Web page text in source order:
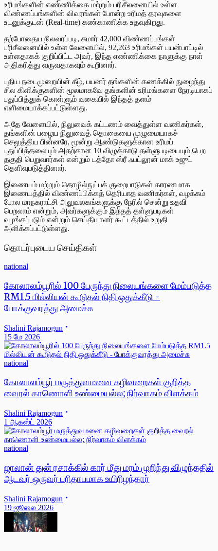
உரிமங்களின் எண்ணிக்கை மற்றும் பரிசீலனையில் உள்ள
விண்ணப்பங்களின் விவரங்கள் போன்ற உரிமத் தரவுகளை
உடனுக்குடன் (Real-time) கண்காணிக்க உதவுகிறது.
தற்போதைய நிலவரப்படி, சுமார் 42,000 விண்ணப்பங்கள்
பரிசீலனையில் உள்ள வேளையில், 92,263 உரிமங்கள் பயன்பாட்டில்
உள்ளதாகக் குறிப்பிட்ட அவர், இந்த எண்ணிக்கை நாளுக்கு நாள்
அதிகரித்து வருவதாகவும் கூறினார்.
புதிய நடைமுறையின் கீழ், பயனர் தங்களின் கணக்கில் நுழைந்து
சில கிளிக்குகளின் மூலமாகவே தங்களின் உரிமங்களை நேரடியாகப்
புதுப்பித்துக் கொள்ளும் வகையில் இந்தத் தளம்
எளிமையாக்கப்பட்டுள்ளது.
அதே வேளையில், நிலுவைக் கட்டணம் வைத்துள்ள வணிகர்கள்,
தங்களின் பழைய நிலுவைத் தொகையை முழுமையாகச்
செலுத்திய பின்னரே, மூன்று ஆண்டுகளுக்கான உரிமப்
புதுப்பித்தலையும் அதற்கான 10 விழுக்காடு தள்ளுபடியையும் பெற
தகுதி பெறுவார்கள் என்றும் டத்தோ ஸ்ரீ ஃபட்லூன் மாக் உஜுட்
தெளிவுபடுத்தினார்.
இணையம் மற்றும் தொழில்நுட்பக் குறைபாடுகள் காரணமாக
இணையத்தில் விண்ணப்பிக்கத் தெரியாத வணிகர்கள், வழக்கம்
போல மாநகராட்சி அலுவலகங்களுக்கு நேரில் சென்று உதவி
பெறலாம் என்றும், அவர்களுக்கும் இந்தத் தள்ளுபடிகள்
வழங்கப்படும் என்றும் செய்தியாளர் கூட்டத்தில் உறுதி
அளிக்கப்பட்டுள்ளது.
தொடர்புடைய செய்திகள்
national
கோலாலம்பூரில் 100 பேருந்து நிலையங்களை மேம்படுத்த
RM1.5 மில்லியன் கூடுதல் நிதி ஒதுக்கீடு -
போக்குவரத்து அமைச்சு
Shalini Rajamogun
15 மே 2026
national
கோலாலம்பூர் மருத்துவமனை கழிவறைகள் குறித்த
வைரல் காணொளி உண்மையல்ல; நிர்வாகம் விளக்கம்
Shalini Rajamogun
1 ஆகஸ்ட் 2026
national
ஜாலான் துன் ரசாக்கில் கார் மீது மரம் முறிந்து விழுந்ததில்
ஆடவர் ஒருவர் பரிதாபமாக உயிரிழந்தார்
Shalini Rajamogun
19 ஜூலை 2026